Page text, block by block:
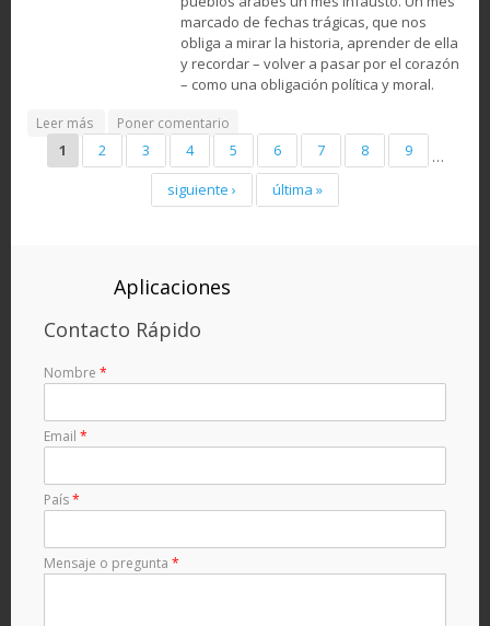
marcado de fechas trágicas, que nos
obliga a mirar la historia, aprender de ella
y recordar – volver a pasar por el corazón
– como una obligación política y moral.
Leer más about 42 Años de Traición al Pueblo Saharaui
Poner comentario
Pages
1 2 3 4 5 6 7 8 9
…
siguiente ›
última »
Aplicaciones
Contacto Rápido
Nombre *
Email *
País*
Mensaje o pregunta *